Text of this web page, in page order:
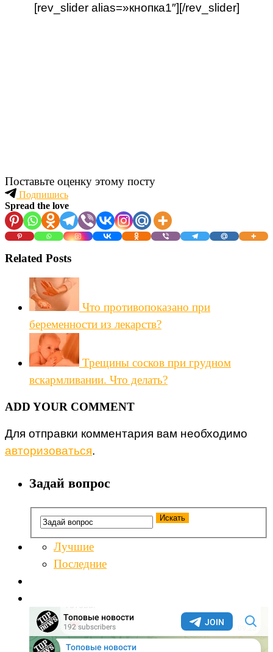
[rev_slider alias=»кнопка1″][/rev_slider]
Поставьте оценку этому посту
Подпишись
Spread the love
Related Posts
Что противопоказано при
беременности из лекарств?
Трещины сосков при грудном
вскармливании. Что делать?
ADD YOUR COMMENT
Для отправки комментария вам необходимо
авторизоваться.
Задай вопрос
Лучшие
Последние